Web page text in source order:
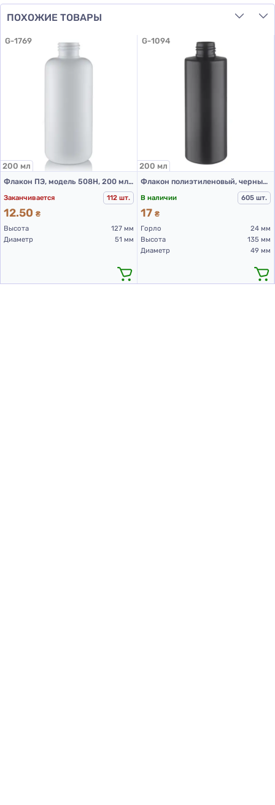
ПОХОЖИЕ ТОВАРЫ
G-1769
200 мл
Флакон ПЭ, модель 508H, 200 мл, белый (пластиковые флаконы 200 мл)
Заканчивается
112 шт.
12.50 ₴
Высота
127 мм
Диаметр
51 мм
G-1094
200 мл
Флакон полиэтиленовый, черный 200 мл, 508В (пластиковые флаконы 200 мл)
В наличии
605 шт.
17 ₴
Горло
24 мм
Высота
135 мм
Диаметр
49 мм